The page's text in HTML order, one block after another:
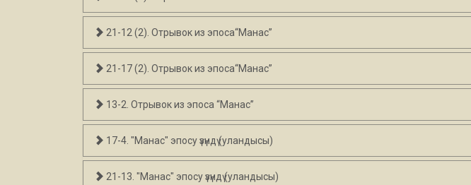
21-12 (2). Отрывок из эпоса“Манас”
21-17 (2). Отрывок из эпоса“Манас”
13-2. Отрывок из эпоса “Манас”
17-4. "Манас" эпосу үзүндү (уландысы)
21-13. "Манас" эпосу үзүндү (уландысы)